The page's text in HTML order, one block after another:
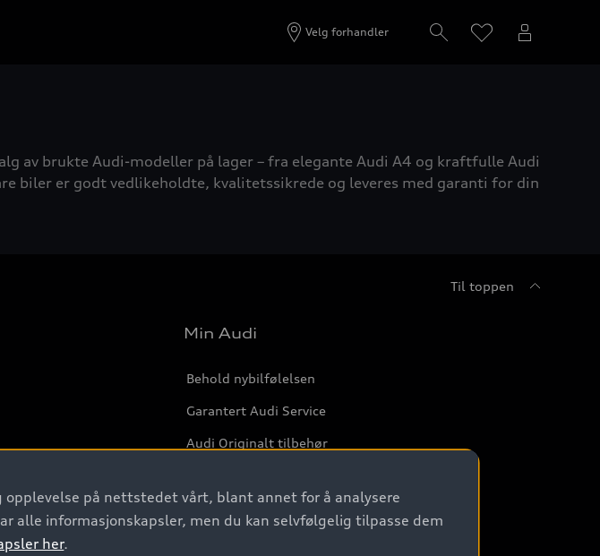
Velg forhandler
av brukte Audi-modeller på lager – fra elegante Audi A4 og kraftfulle Audi
biler er godt vedlikeholdte, kvalitetssikrede og leveres med garanti for din
Til toppen
Min Audi
Behold nybilfølelsen
Garantert Audi Service
Audi Originalt tilbehør
på nettstedet vårt, blant annet for å analysere
alle informasjonskapsler, men du kan selvfølgelig tilpasse dem
her.